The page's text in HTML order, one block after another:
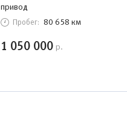
привод
Пробег: 80 658 км
1 050 000 р.